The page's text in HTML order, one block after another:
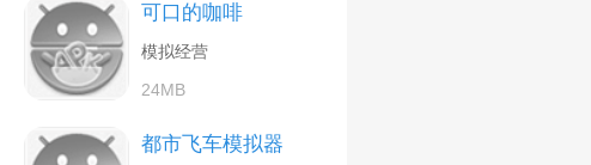
可口的咖啡
模拟经营
24MB
都市飞车模拟器